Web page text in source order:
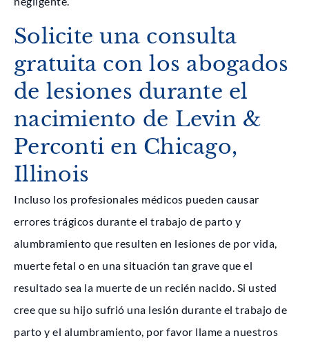
Solicite una consulta
gratuita con los abogados
de lesiones durante el
nacimiento de Levin &
Perconti en Chicago,
Illinois
Incluso los profesionales médicos pueden causar
errores trágicos durante el trabajo de parto y
alumbramiento que resulten en lesiones de por vida,
muerte fetal o en una situación tan grave que el
resultado sea la muerte de un recién nacido. Si usted
cree que su hijo sufrió una lesión durante el trabajo de
parto y el alumbramiento, por favor llame a nuestros